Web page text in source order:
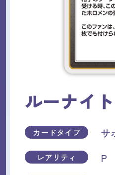
ルーナイト
カードタイプ サ
レアリティ P